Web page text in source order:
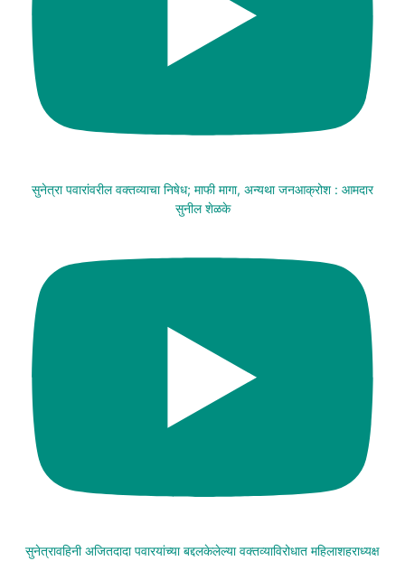
सुनेत्रा पवारांवरील वक्तव्याचा निषेध; माफी मागा, अन्यथा जनआक्रोश : आमदार
सुनील शेळके
सुनेत्रावहिनी अजितदादा पवारयांच्या बद्दलकेलेल्या वक्तव्याविरोधात महिलाशहराध्यक्ष